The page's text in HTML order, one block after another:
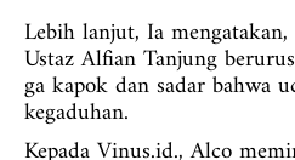
Lebih lanjut, Ia
Ustaz Alfian Tanjung
ga kapok dan sadar bahwa
kegaduhan.
Kepada Vinus.id., Alco